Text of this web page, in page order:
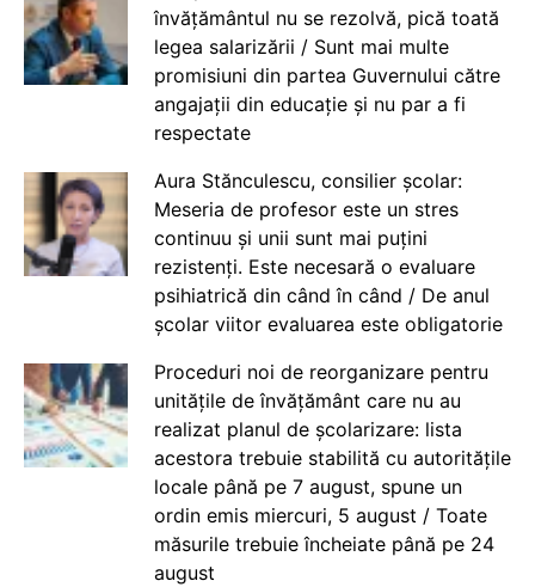
învățământul nu se rezolvă, pică toată
legea salarizării / Sunt mai multe
promisiuni din partea Guvernului către
angajații din educație și nu par a fi
respectate
Aura Stănculescu, consilier școlar:
Meseria de profesor este un stres
continuu și unii sunt mai puțini
rezistenți. Este necesară o evaluare
psihiatrică din când în când / De anul
școlar viitor evaluarea este obligatorie
Proceduri noi de reorganizare pentru
unitățile de învățământ care nu au
realizat planul de școlarizare: lista
acestora trebuie stabilită cu autoritățile
locale până pe 7 august, spune un
ordin emis miercuri, 5 august / Toate
măsurile trebuie încheiate până pe 24
august